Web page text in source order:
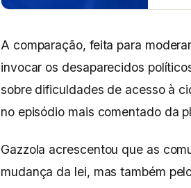
A comparação, feita para
invocar os desaparecidos
sobre dificuldades de acesso à
no episódio mais comentado da
Gazzola acrescentou que as
mudança da lei, mas também